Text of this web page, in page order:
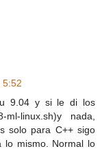
5:52
9.04 y si le di los
linux.sh)y nada,
solo para C++ sigo
lo mismo. Normal lo